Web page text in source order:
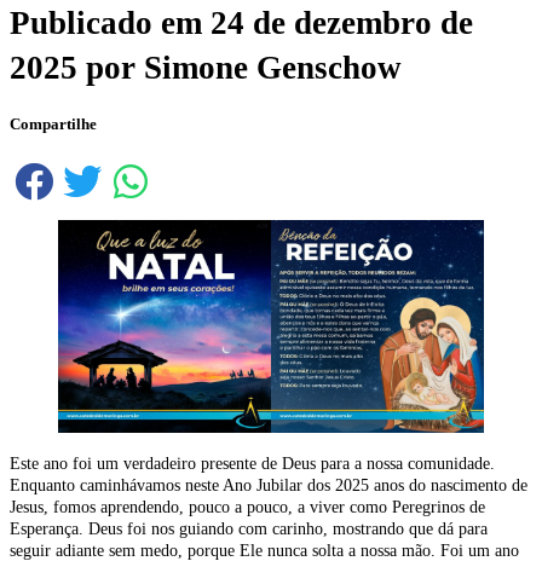
Publicado em 24 de dezembro de
2025 por Simone Genschow
Compartilhe
Este ano foi um verdadeiro presente de Deus para a nossa comunidade.
Enquanto caminhávamos neste Ano Jubilar dos 2025 anos do nascimento de
Jesus, fomos aprendendo, pouco a pouco, a viver como Peregrinos de
Esperança. Deus foi nos guiando com carinho, mostrando que dá para
seguir adiante sem medo, porque Ele nunca solta a nossa mão. Foi um ano